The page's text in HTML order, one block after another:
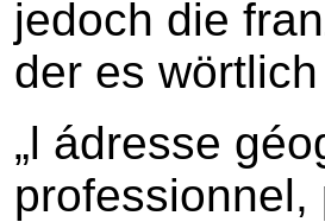
jedoch die
der es
„l ádresse
professionnel,